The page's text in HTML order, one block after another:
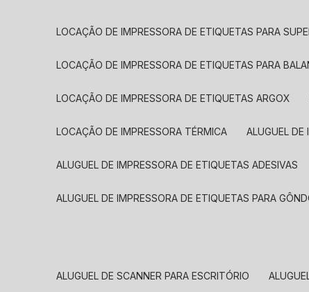
LOCAÇÃO DE IMPRESSORA DE ETIQUETAS PARA
LOCAÇÃO DE IMPRESSORA DE ETIQUETAS PARA
LOCAÇÃO DE IMPRESSORA DE ETIQUETAS ARGOX
LOCAÇÃO DE IMPRESSORA TÉRMICA ALUGUEL
ALUGUEL DE IMPRESSORA DE ETIQUETAS ADESIVAS
ALUGUEL DE IMPRESSORA DE ETIQUETAS PARA
ALUGUEL DE SCANNER PARA ESCRITÓRIO